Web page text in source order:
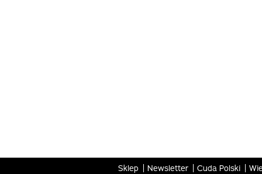
Sklep Newsletter Cuda Polski